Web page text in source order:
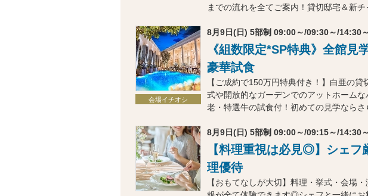
までの流れを全てご案内！貸切邸宅＆新
会場イチオシ
8月9日(日) 5部制 09:00～/09:30～/14:30
《組数限定*SP特典》全館見
豪華試食
【ご成約で150万円特典付き！】白亜の
式や開放的なガーデンでのアットホーム
老・特選牛の試食付！初めての見学ならさ
8月9日(日) 5部制 09:00～/09:15～/14:30
【料理重視は必見◎】シェ
理優待
【おもてなしが大切】料理・挙式・会場